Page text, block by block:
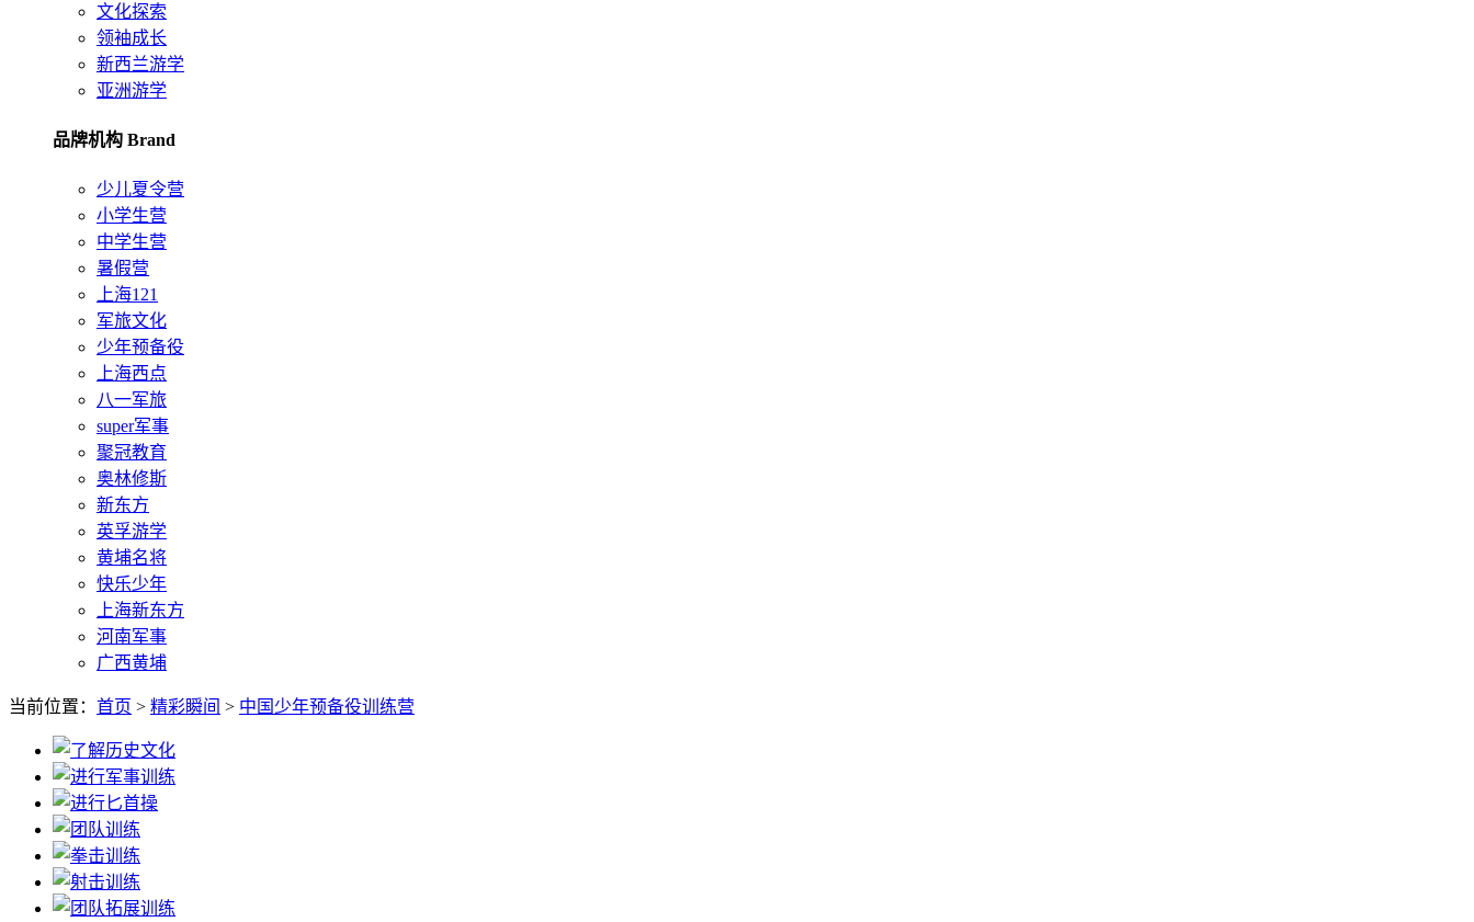
文化探索
领袖成长
新西兰游学
亚洲游学
品牌机构 Brand
少儿夏令营
小学生营
中学生营
暑假营
上海121
军旅文化
少年预备役
上海西点
八一军旅
super军事
聚冠教育
奥林修斯
新东方
英孚游学
黄埔名将
快乐少年
上海新东方
河南军事
广西黄埔
当前位置： 首页 > 精彩瞬间 > 中国少年预备役训练营